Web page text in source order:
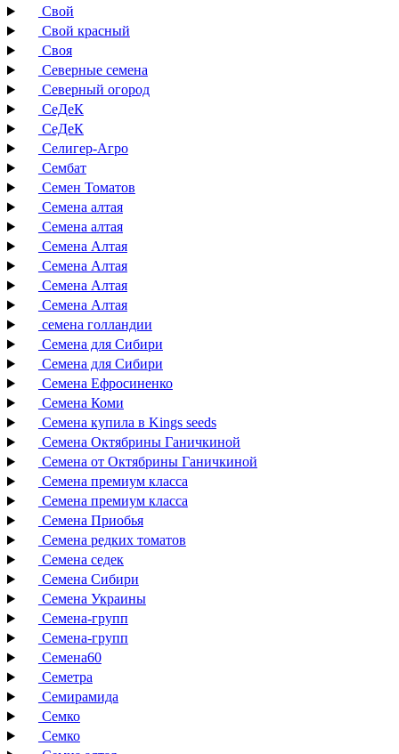
Свой
Свой красный
Своя
Северные семена
Северный огород
СеДеК
СеДеК
Селигер-Агро
Сембат
Семен Томатов
Семена алтая
Семена алтая
Семена Алтая
Семена Алтая
Семена Алтая
Семена Алтая
семена голландии
Семена для Сибири
Семена для Сибири
Семена Ефросиненко
Семена Коми
Семена купила в Kings seeds
Семена Октябрины Ганичкиной
Семена от Октябрины Ганичкиной
Семена премиум класса
Семена премиум класса
Семена Приобья
Семена редких томатов
Семена седек
Семена Сибири
Семена Украины
Семена-групп
Семена-групп
Семена60
Семетра
Семирамида
Семко
Семко